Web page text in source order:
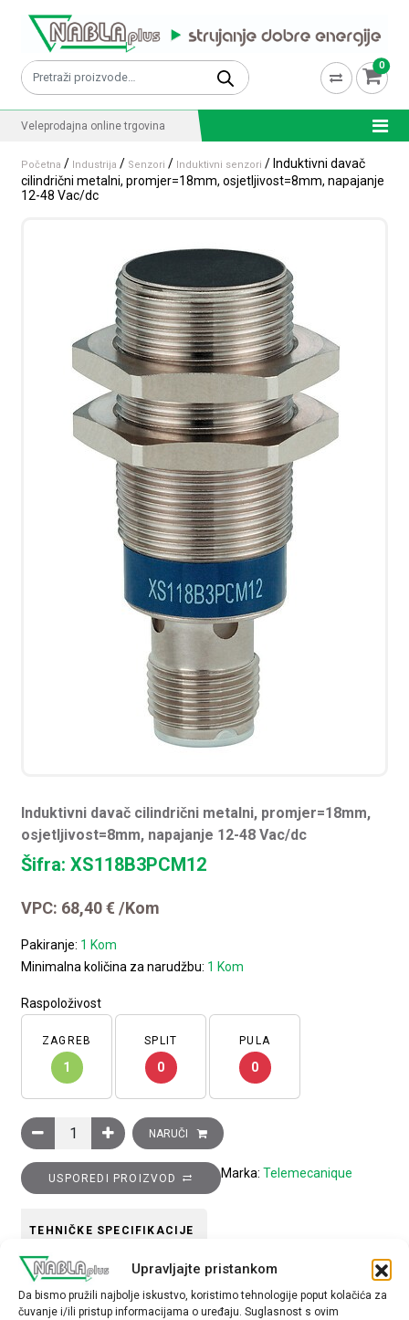
Upravljajte pristankom
Da bismo pružili najbolje iskustvo, koristimo tehnologije poput kolačića za
čuvanje i/ili pristup informacijama o uređaju. Suglasnost s ovim
Pretraži: 0
Veleprodajna online trgovina
Početna / Industrija / Senzori / Induktivni senzori / Induktivni davač
cilindrični metalni, promjer=18mm, osjetljivost=8mm, napajanje
12-48 Vac/dc
Induktivni davač cilindrični metalni, promjer=18mm,
osjetljivost=8mm, napajanje 12-48 Vac/dc
Šifra: XS118B3PCM12
VPC: 68,40€ /Kom
Pakiranje: 1 Kom
Minimalna količina za narudžbu: 1 Kom
Raspoloživost
ZAGREB
1
SPLIT
0
PULA
0
Induktivni davač cilindrični metalni, promjer=18mm,
NARUČI
USPOREDI PROIZVOD Marka: Telemecanique
TEHNIČKE SPECIFIKACIJE
Promjer (mm)
18